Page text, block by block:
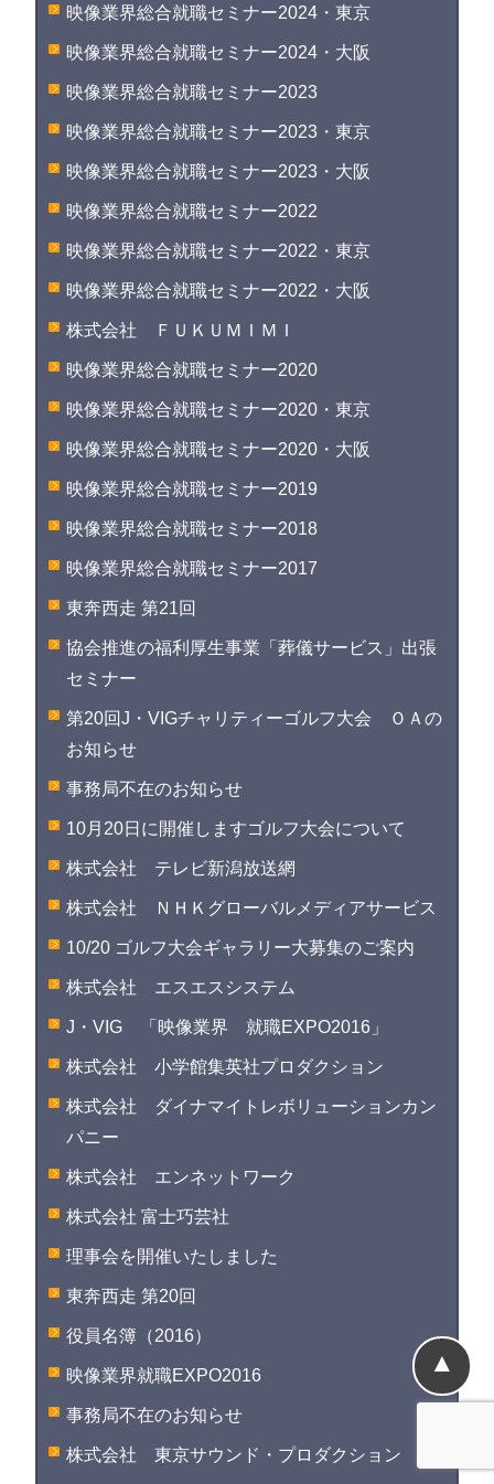
映像業界総合就職セミナー2024・東京
映像業界総合就職セミナー2024・大阪
映像業界総合就職セミナー2023
映像業界総合就職セミナー2023・東京
映像業界総合就職セミナー2023・大阪
映像業界総合就職セミナー2022
映像業界総合就職セミナー2022・東京
映像業界総合就職セミナー2022・大阪
株式会社 ＦＵＫＵＭＩＭＩ
映像業界総合就職セミナー2020
映像業界総合就職セミナー2020・東京
映像業界総合就職セミナー2020・大阪
映像業界総合就職セミナー2019
映像業界総合就職セミナー2018
映像業界総合就職セミナー2017
東奔西走 第21回
協会推進の福利厚生事業「葬儀サービス」出張
セミナー
第20回J・VIGチャリティーゴルフ大会 ＯＡの
お知らせ
事務局不在のお知らせ
10月20日に開催しますゴルフ大会について
株式会社 テレビ新潟放送網
株式会社 ＮＨＫグローバルメディアサービス
10/20 ゴルフ大会ギャラリー大募集のご案内
株式会社 エスエスシステム
J・VIG 「映像業界 就職EXPO2016」
株式会社 小学館集英社プロダクション
株式会社 ダイナマイトレボリューションカン
パニー
株式会社 エンネットワーク
株式会社 富士巧芸社
理事会を開催いたしました
東奔西走 第20回
役員名簿（2016）
映像業界就職EXPO2016
事務局不在のお知らせ
株式会社 東京サウンド・プロダクション
▲